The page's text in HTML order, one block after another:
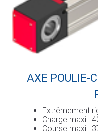
AXE POULIE-
Extrêmement
Charge maxi :
Course maxi :